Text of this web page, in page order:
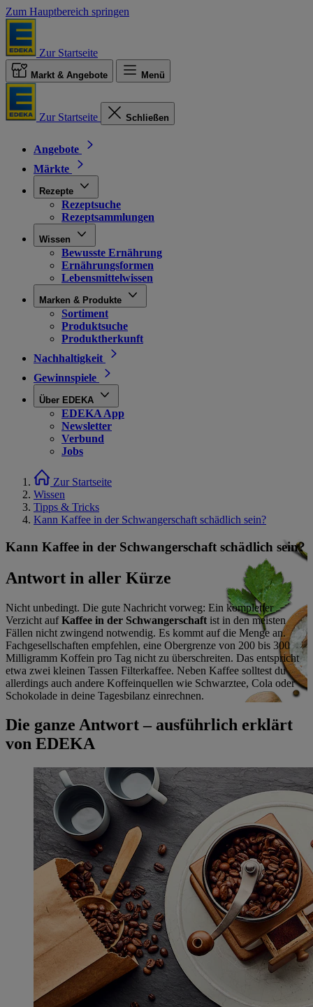
Zum Hauptbereich springen
Zur Startseite
Markt & Angebote Menü
Zur Startseite Schließen
Angebote
Märkte
Rezepte
Rezeptsuche
Rezeptsammlungen
Wissen
Bewusste Ernährung
Ernährungsformen
Lebensmittelwissen
Marken & Produkte
Sortiment
Produktsuche
Produktherkunft
Nachhaltigkeit
Gewinnspiele
Über EDEKA
EDEKA App
Newsletter
Verbund
Jobs
Zur Startseite
Wissen
Tipps & Tricks
Kann Kaffee in der Schwangerschaft schädlich sein?
Kann Kaffee in der Schwangerschaft schädlich sein?
Antwort in aller Kürze
Nicht unbedingt. Die gute Nachricht vorweg: Ein kompletter
Verzicht aufKaffee in der Schwangerschaft ist in den meisten
Fällen nicht zwingend notwendig. Es kommt auf die Menge an.
Fachgesellschaften empfehlen, eine Obergrenze von 200 bis 300
Milligramm Koffein pro Tag nicht zu überschreiten. Das entspricht
etwa zwei kleinen Tassen Filterkaffee. Neben Kaffee solltest du
allerdings auch andere Koffeinquellen wie Schwarztee, Cola oder
Schokolade in deine Tagesbilanz einrechnen.
Die ganze Antwort – ausführlich erklärt
von EDEKA